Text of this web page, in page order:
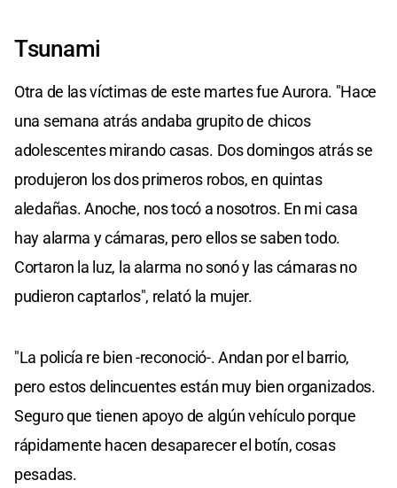
Tsunami
Otra de las víctimas de este martes fue Aurora. "Hace
una semana atrás andaba grupito de chicos
adolescentes mirando casas. Dos domingos atrás se
produjeron los dos primeros robos, en quintas
aledañas. Anoche, nos tocó a nosotros. En mi casa
hay alarma y cámaras, pero ellos se saben todo.
Cortaron la luz, la alarma no sonó y las cámaras no
pudieron captarlos", relató la mujer.
"La policía re bien -reconoció-. Andan por el barrio,
pero estos delincuentes están muy bien organizados.
Seguro que tienen apoyo de algún vehículo porque
rápidamente hacen desaparecer el botín, cosas
pesadas.